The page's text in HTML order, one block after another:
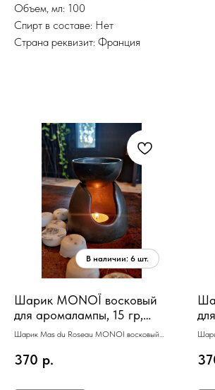
Объем, мл: 100
Спирт в составе: Нет
Страна реквизит: Франция
Шарик MONOÏ восковый
для аромалампы, 15 гр,
монои
Шарик Mas du Roseau MONOI восковый
370 р.